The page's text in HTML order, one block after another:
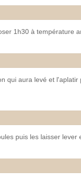
1h30 à température
qui aura levé et
puis les laisser lever